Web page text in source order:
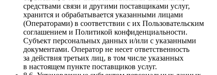
средствами связи и другими поставщиками услуг,
хранится и обрабатывается указанными лицами
(Операторами) в соответствии с их Пользовательским
соглашением и Политикой конфиденциальности.
Субъект персональных данных и/или с указанными
документами. Оператор не несет ответственность
за действия третьих лиц, в том числе указанных
в настоящем пункте поставщиков услуг.